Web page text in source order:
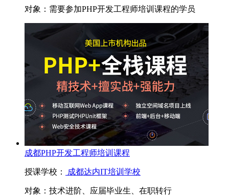
对象： 需要参加PHP开发工程师培训课程的学员
成都PHP开发工程师培训课程
授课学校： 成都达内IT培训学校
对象： 技术进阶、应届毕业生、在职转行